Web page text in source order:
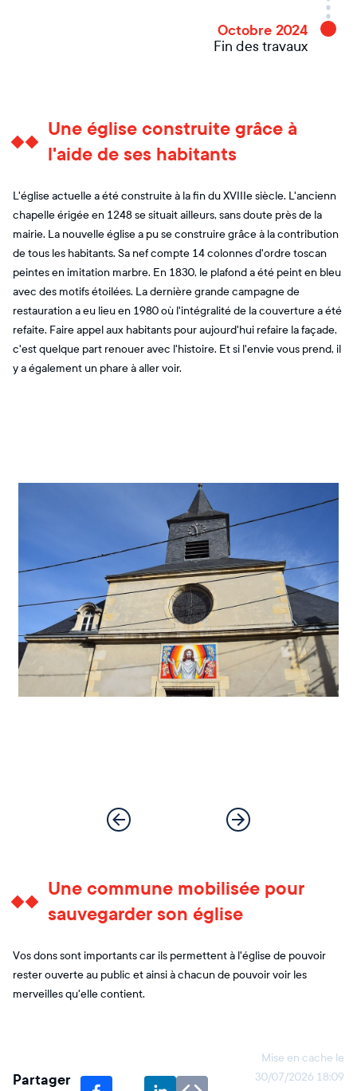
Octobre 2024
Fin des travaux
Une église construite grâce à
l'aide de ses habitants
L'église actuelle a été construite à la fin du XVIIIe siècle. L'ancienn
chapelle érigée en 1248 se situait ailleurs, sans doute près de la
mairie. La nouvelle église a pu se construire grâce à la contribution
de tous les habitants. Sa nef compte 14 colonnes d'ordre toscan
peintes en imitation marbre. En 1830, le plafond a été peint en bleu
avec des motifs étoilées. La dernière grande campagne de
restauration a eu lieu en 1980 où l'intégralité de la couverture a été
refaite. Faire appel aux habitants pour aujourd'hui refaire la façade,
c'est quelque part renouer avec l'histoire. Et si l'envie vous prend, il
y a également un phare à aller voir.
Une commune mobilisée pour
sauvegarder son église
Vos dons sont importants car ils permettent à l'église de pouvoir
rester ouverte au public et ainsi à chacun de pouvoir voir les
merveilles qu'elle contient.
Partager
Mise en cache le
30/07/2026 18:09